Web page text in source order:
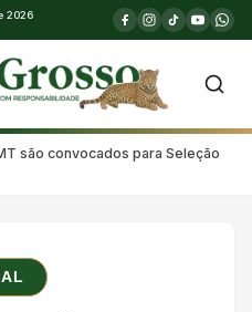
2026
são convocados para Seleção